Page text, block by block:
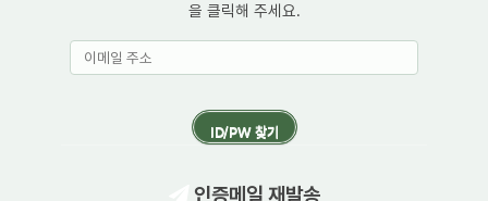
을 클릭해 주세요.
인증메일 재발송